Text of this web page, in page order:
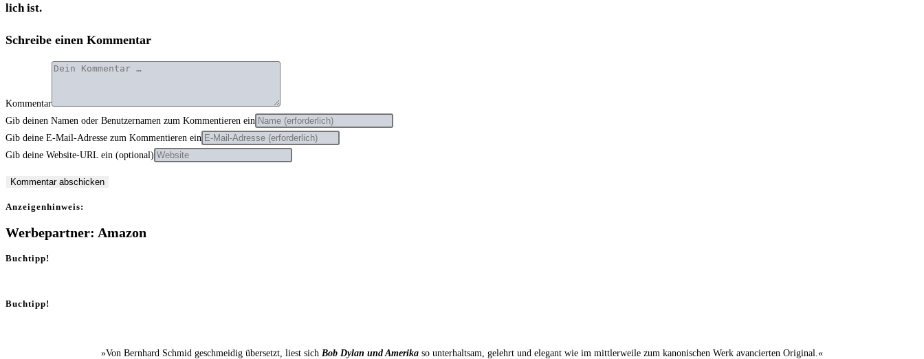
lich ist.
Schreibe einen Kommentar
Kommentar
Gib deinen Namen oder Benutzernamen zum Kommentieren ein
Gib deine E-Mail-Adresse zum Kommentieren ein
Gib deine Website-URL ein (optional)
Anzei­gen­hin­weis:
Werbepartner: Amazon
Buchtipp!
Buchtipp!
»Von Bernhard Schmid geschmeidig übersetzt, liest sich Bob Dylan und Amerika so unterhaltsam, gelehrt und elegant wie im mittlerweile zum kanonischen Werk avancierten Original.«